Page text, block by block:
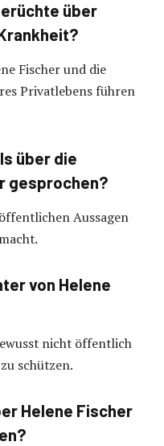
über
Fischer und die
Privatlebens führen
über die
gesprochen?
Aussagen
von Helene
nicht öffentlich
schützen.
Helene Fischer